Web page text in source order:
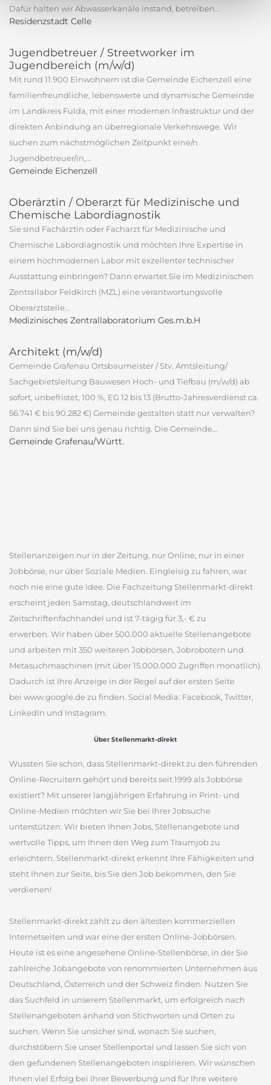
Dafür halten wir Abwasserkanäle instand, betreiben...
Residenzstadt Celle
Jugendbetreuer / Streetworker im
Jugendbereich (m/w/d)
Mit rund 11.900 Einwohnern ist die Gemeinde Eichenzell eine
familienfreundliche, lebenswerte und dynamische Gemeinde
im Landkreis Fulda, mit einer modernen Infrastruktur und der
direkten Anbindung an überregionale Verkehrswege. Wir
suchen zum nächstmöglichen Zeitpunkt eine/n
Jugendbetreuer/in,...
Gemeinde Eichenzell
Oberärztin / Oberarzt für Medizinische und
Chemische Labordiagnostik
Sie sind Fachärztin oder Facharzt für Medizinische und
Chemische Labordiagnostik und möchten Ihre Expertise in
einem hochmodernen Labor mit exzellenter technischer
Ausstattung einbringen? Dann erwartet Sie im Medizinischen
Zentrallabor Feldkirch (MZL) eine verantwortungsvolle
Oberarztstelle...
Medizinisches Zentrallaboratorium Ges.m.b.H
Architekt (m/w/d)
Gemeinde Grafenau Ortsbaumeister / Stv. Amtsleitung/
Sachgebietsleitung Bauwesen Hoch- und Tiefbau (m/w/d) ab
sofort, unbefristet, 100 %, EG 12 bis 13 (Brutto-Jahresverdienst ca.
56.741 € bis 90.282 €) Gemeinde gestalten statt nur verwalten?
Dann sind Sie bei uns genau richtig. Die Gemeinde...
Gemeinde Grafenau/Württ.
Stellenanzeigen nur in der Zeitung, nur Online, nur in einer
Jobbörse, nur über Soziale Medien. Eingleisig zu fahren, war
noch nie eine gute Idee. Die Fachzeitung Stellenmarkt-direkt
erscheint jeden Samstag, deutschlandweit im
Zeitschriftenfachhandel und ist 7-tägig für 3,- € zu
erwerben. Wir haben über 500.000 aktuelle Stellenangebote
und arbeiten mit 350 weiteren Jobbörsen, Jobrobotern und
Metasuchmaschinen (mit über 15.000.000 Zugriffen monatlich).
Dadurch ist Ihre Anzeige in der Regel auf der ersten Seite
bei www.google.de zu finden. Social Media: Facebook, Twitter,
LinkedIn und Instagram.
Über Stellenmarkt-direkt
Wussten Sie schon, dass Stellenmarkt-direkt zu den führenden
Online-Recruitern gehört und bereits seit 1999 als Jobbörse
existiert? Mit unserer langjährigen Erfahrung in Print- und
Online-Medien möchten wir Sie bei Ihrer Jobsuche
unterstützen. Wir bieten Ihnen Jobs, Stellenangebote und
wertvolle Tipps, um Ihnen den Weg zum Traumjob zu
erleichtern. Stellenmarkt-direkt erkennt Ihre Fähigkeiten und
steht Ihnen zur Seite, bis Sie den Job bekommen, den Sie
verdienen!
Stellenmarkt-direkt zählt zu den ältesten kommerziellen
Internetseiten und war eine der ersten Online-Jobbörsen.
Heute ist es eine angesehene Online-Stellenbörse, in der Sie
zahlreiche Jobangebote von renommierten Unternehmen aus
Deutschland, Österreich und der Schweiz finden. Nutzen Sie
das Suchfeld in unserem Stellenmarkt, um erfolgreich nach
Stellenangeboten anhand von Stichworten und Orten zu
suchen. Wenn Sie unsicher sind, wonach Sie suchen,
durchstöbern Sie unser Stellenportal und lassen Sie sich von
den gefundenen Stellenangeboten inspirieren. Wir wünschen
Ihnen viel Erfolg bei Ihrer Bewerbung und für Ihre weitere